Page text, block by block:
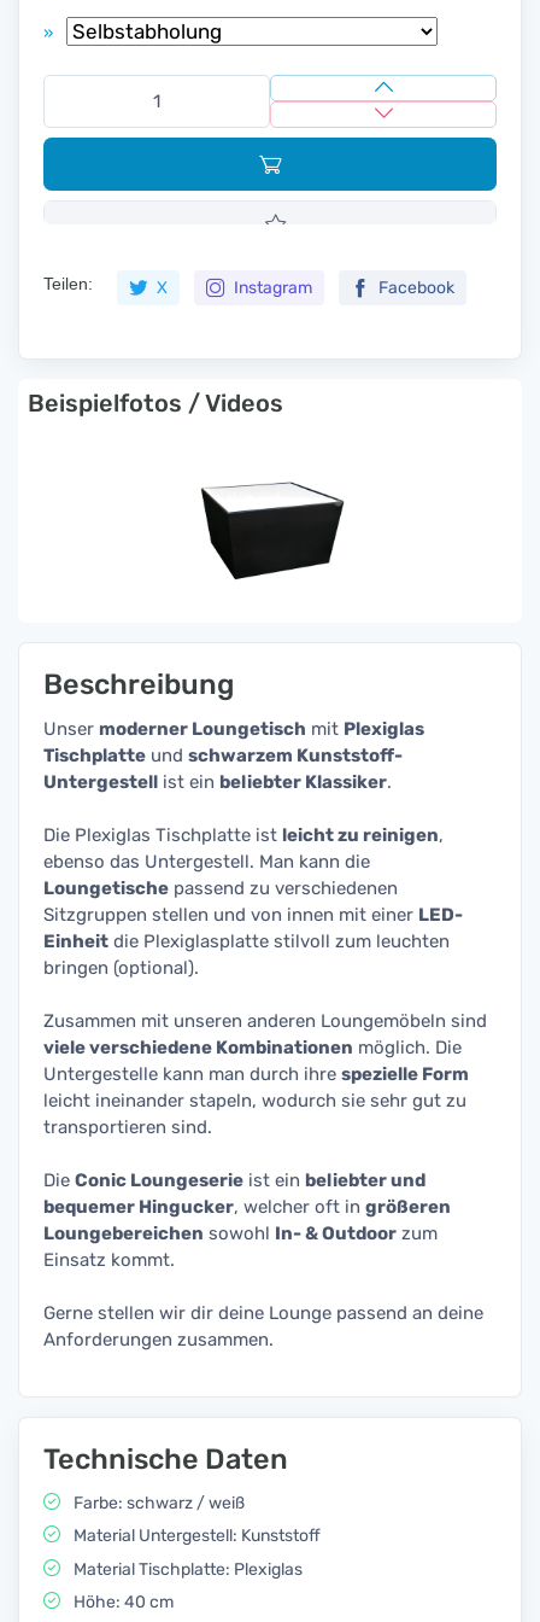
»
Teilen: X Instagram Facebook
Beispielfotos / Videos
Beschreibung
Unser moderner Loungetisch mit Plexiglas
Tischplatte und schwarzem Kunststoff-
Untergestell ist ein beliebter Klassiker.
Die Plexiglas Tischplatte ist leicht zu reinigen,
ebenso das Untergestell. Man kann die
Loungetische passend zu verschiedenen
Sitzgruppen stellen und von innen mit einer LED-
Einheit die Plexiglasplatte stilvoll zum leuchten
bringen (optional).
Zusammen mit unseren anderen Loungemöbeln sind
viele verschiedene Kombinationen möglich. Die
Untergestelle kann man durch ihre spezielle Form
leicht ineinander stapeln, wodurch sie sehr gut zu
transportieren sind.
Die Conic Loungeserie ist ein beliebter und
bequemer Hingucker, welcher oft in größeren
Loungebereichen sowohl In- & Outdoor zum
Einsatz kommt.
Gerne stellen wir dir deine Lounge passend an deine
Anforderungen zusammen.
Technische Daten
Farbe: schwarz / weiß
Material Untergestell: Kunststoff
Material Tischplatte: Plexiglas
Höhe: 40 cm